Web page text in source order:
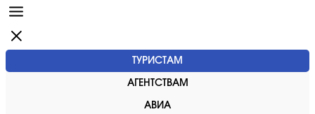
ТУРИСТАМ
АГЕНТСТВАМ
АВИА